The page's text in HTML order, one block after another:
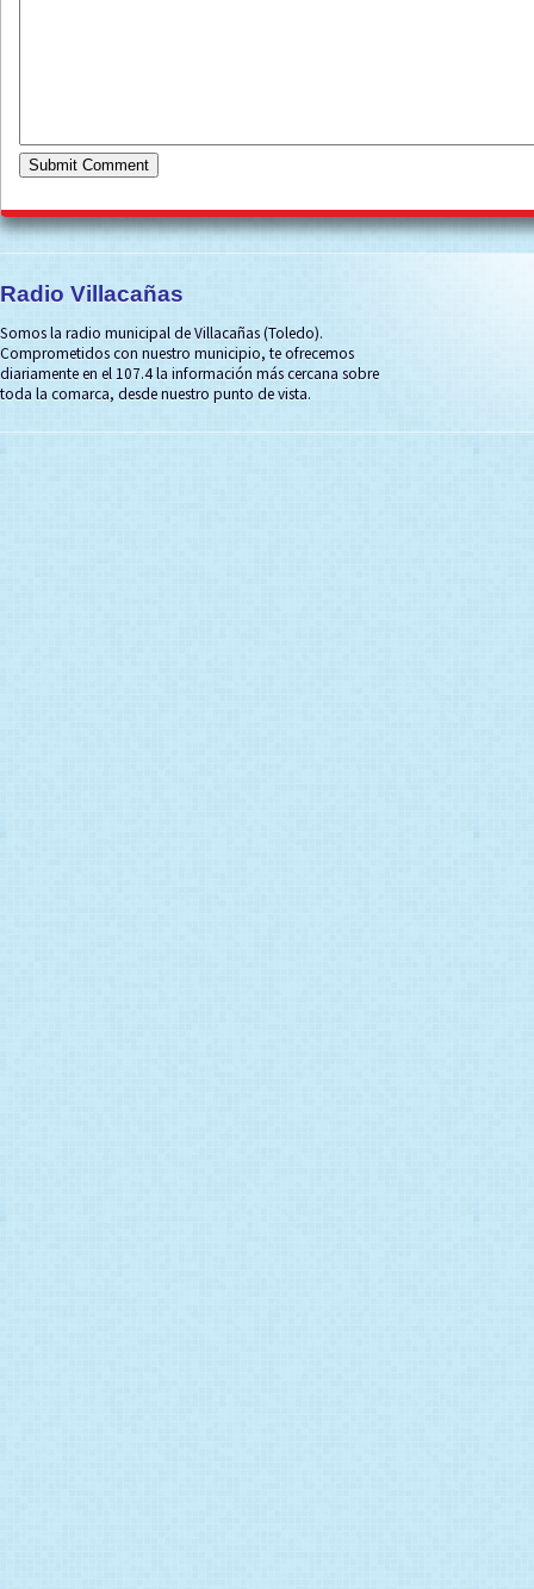
Radio Villacañas
Somos la radio municipal de Villacañas (Toledo).
Comprometidos con nuestro municipio, te ofrecemos
diariamente en el 107.4 la información más cercana sobre
toda la comarca, desde nuestro punto de vista.